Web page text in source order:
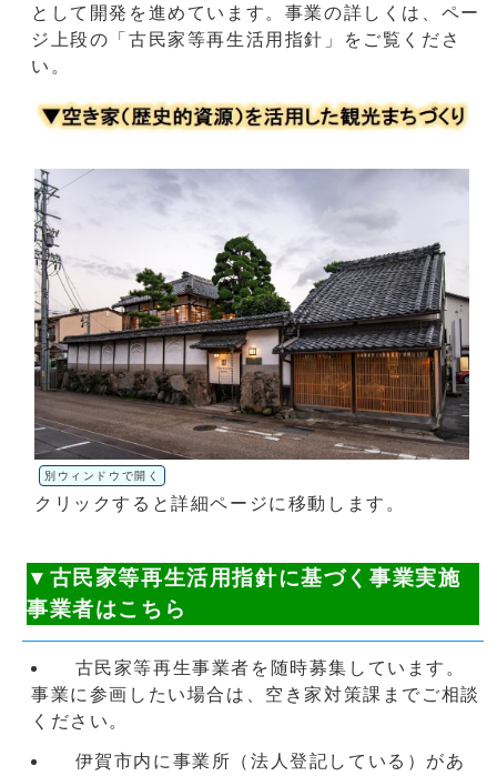
として開発を進めています。事業の詳しくは、ペー
ジ上段の「古民家等再生活用指針」をご覧くださ
い。
別ウィンドウで開く
クリックすると詳細ページに移動します。
▼古民家等再生活用指針に基づく事業実施
事業者はこちら
古民家等再生事業者を随時募集しています。
事業に参画したい場合は、空き家対策課までご相談
ください。
伊賀市内に事業所（法人登記している）があ